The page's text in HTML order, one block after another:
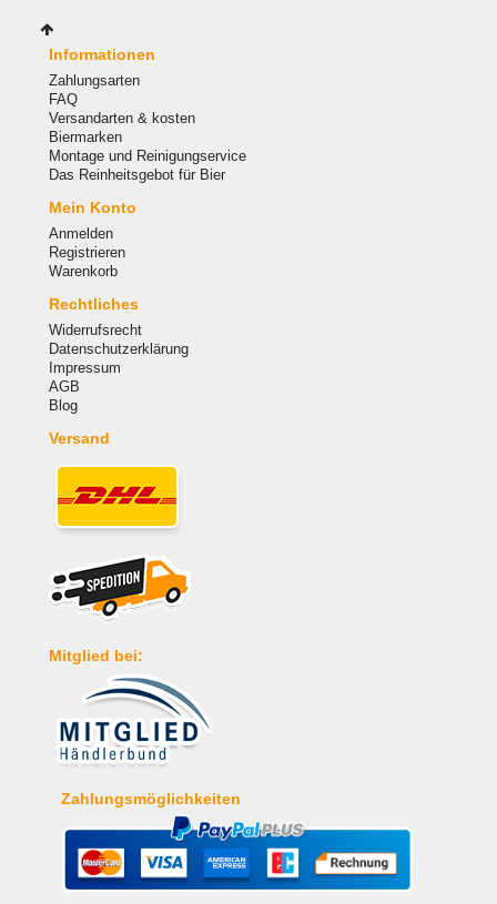
Informationen
Zahlungsarten
FAQ
Versandarten & kosten
Biermarken
Montage und Reinigungservice
Das Reinheitsgebot für Bier
Mein Konto
Anmelden
Registrieren
Warenkorb
Rechtliches
Widerrufsrecht
Datenschutzerklärung
Impressum
AGB
Blog
Versand
Mitglied bei:
Zahlungsmöglichkeiten